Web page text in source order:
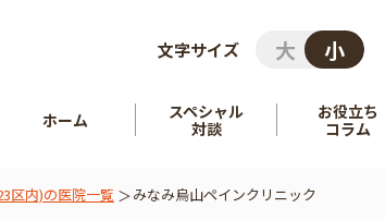
文字サイズ
ホーム
スペシャル
対談
お役立ち
コラム
区内)の医院一覧 みなみ烏山ペインクリニック